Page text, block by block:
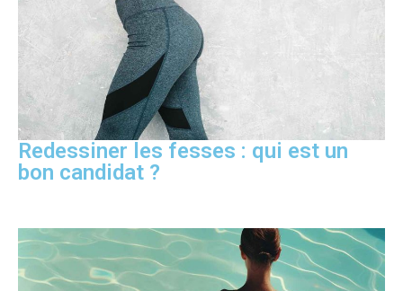
Redessiner les fesses : qui est un
bon candidat ?